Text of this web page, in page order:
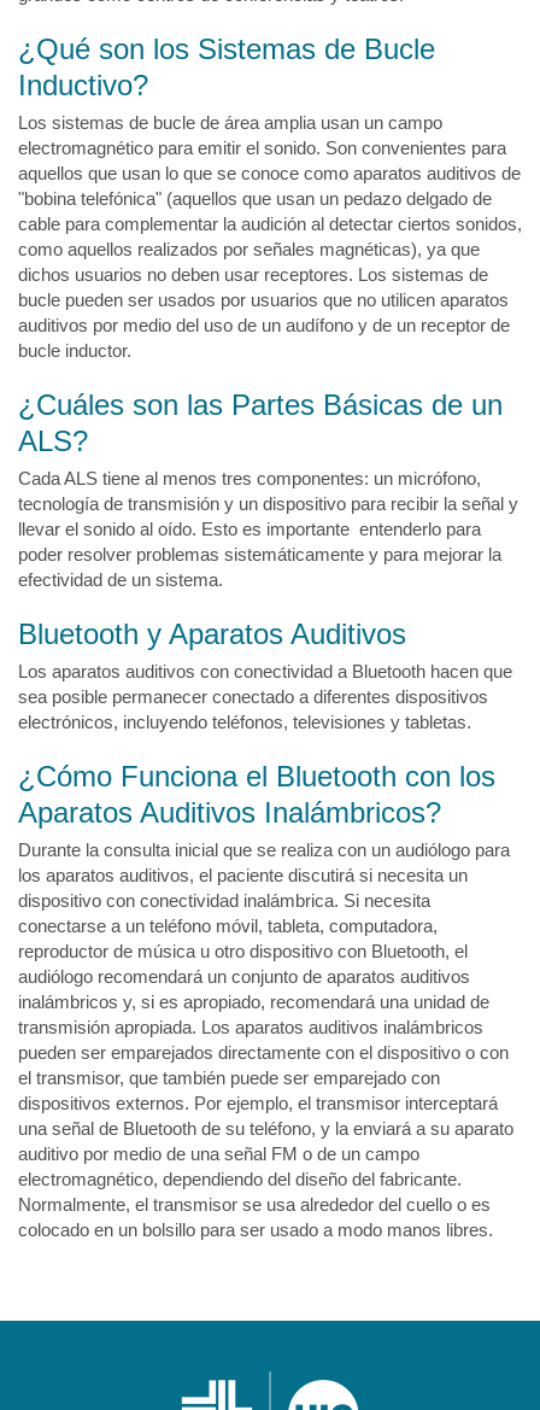
¿Qué son los Sistemas de Bucle
Inductivo?
Los sistemas de bucle de área amplia usan un campo
electromagnético para emitir el sonido. Son convenientes para
aquellos que usan lo que se conoce como aparatos auditivos de
"bobina telefónica" (aquellos que usan un pedazo delgado de
cable para complementar la audición al detectar ciertos sonidos,
como aquellos realizados por señales magnéticas), ya que
dichos usuarios no deben usar receptores. Los sistemas de
bucle pueden ser usados por usuarios que no utilicen aparatos
auditivos por medio del uso de un audífono y de un receptor de
bucle inductor.
¿Cuáles son las Partes Básicas de un
ALS?
Cada ALS tiene al menos tres componentes: un micrófono,
tecnología de transmisión y un dispositivo para recibir la señal y
llevar el sonido al oído. Esto es importante entenderlo para
poder resolver problemas sistemáticamente y para mejorar la
efectividad de un sistema.
Bluetooth y Aparatos Auditivos
Los aparatos auditivos con conectividad a Bluetooth hacen que
sea posible permanecer conectado a diferentes dispositivos
electrónicos, incluyendo teléfonos, televisiones y tabletas.
¿Cómo Funciona el Bluetooth con los
Aparatos Auditivos Inalámbricos?
Durante la consulta inicial que se realiza con un audiólogo para
los aparatos auditivos, el paciente discutirá si necesita un
dispositivo con conectividad inalámbrica. Si necesita
conectarse a un teléfono móvil, tableta, computadora,
reproductor de música u otro dispositivo con Bluetooth, el
audiólogo recomendará un conjunto de aparatos auditivos
inalámbricos y, si es apropiado, recomendará una unidad de
transmisión apropiada. Los aparatos auditivos inalámbricos
pueden ser emparejados directamente con el dispositivo o con
el transmisor, que también puede ser emparejado con
dispositivos externos. Por ejemplo, el transmisor interceptará
una señal de Bluetooth de su teléfono, y la enviará a su aparato
auditivo por medio de una señal FM o de un campo
electromagnético, dependiendo del diseño del fabricante.
Normalmente, el transmisor se usa alrededor del cuello o es
colocado en un bolsillo para ser usado a modo manos libres.